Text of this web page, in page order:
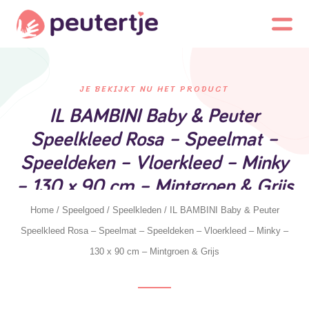
JE BEKIJKT NU HET PRODUCT
IL BAMBINI Baby & Peuter
Speelkleed Rosa – Speelmat –
Speeldeken – Vloerkleed – Minky
– 130 x 90 cm – Mintgroen & Grijs
Home/ Speelgoed / Speelkleden/ IL BAMBINI Baby & Peuter
Speelkleed Rosa – Speelmat – Speeldeken – Vloerkleed – Minky –
130 x 90 cm – Mintgroen & Grijs